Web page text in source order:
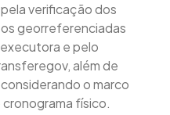
verificação dos
georreferenciadas
e pelo
além de
o marco
físico.